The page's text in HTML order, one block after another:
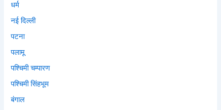
धर्म
नई दिल्ली
पटना
पलामू
पश्चिमी चम्पारण
पश्चिमी सिंहभूम
बंगाल